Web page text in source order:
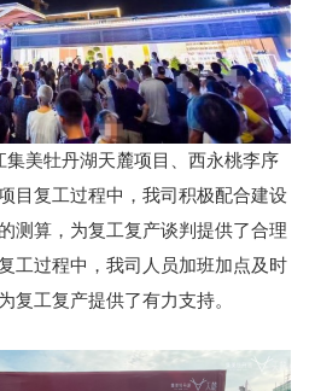
美牡丹湖天麓项目、西永桃李序
目复工过程中，我司积极配合建设
测算，为复工复产谈判提供了合理
工过程中，我司人员加班加点及时
复工复产提供了有力支持。